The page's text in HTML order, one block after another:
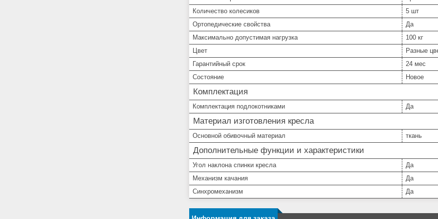
Количество колесиков
5 шт
Ортопедические свойства
Да
Максимально допустимая нагрузка
100 кг
Цвет
Разные
Гарантийный срок
24 мес
Состояние
Новое
Комплектация
Комплектация подлокотниками Да
Материал изготовления кресла
Основной обивочный материал ткань
Дополнительные функции и характеристики
Угол наклона спинки кресла
Да
Механизм качания
Да
Синхромеханизм
Да